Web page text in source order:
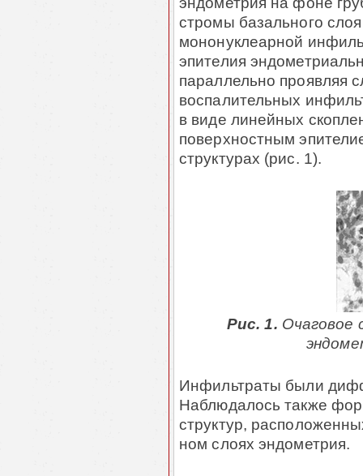
стромы базального
мононуклеарной
эпителия
параллельно проявляя
воспалитель­ных
в виде линейных
поверхностным
струк­ту­рах (рис. 1).
Рис. 1. Очаговое
Инфильтраты были
Наблюдалось также
структур,
ном слоях эндометрия.